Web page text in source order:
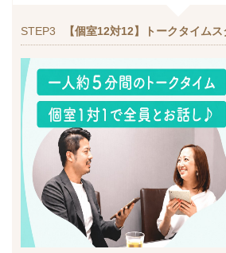
STEP3 【個室12対12】トークタイムス